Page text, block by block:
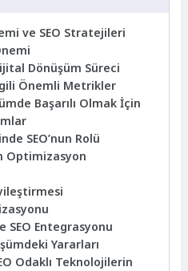
ve SEO Stratejileri
Dönüşüm Süreci
Önemli Metrikler
Başarılı Olmak İçin
SEO’nun Rolü
Optimizasyon
SEO Entegrasyonu
Yararları
Odaklı Teknolojilerin